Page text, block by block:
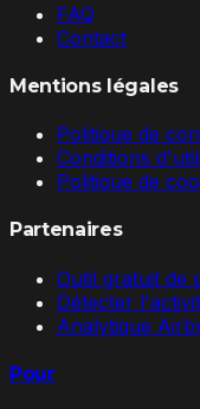
FAQ
Contact
Mentions légales
Politique de
Conditions
Politique de
Partenaires
Outil gratuit de
Détecter
Analytique
Pour